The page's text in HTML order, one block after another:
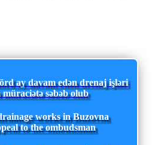
ay davam edən drenaj işləri
səbəb olub
works in Buzovna
to the ombudsman